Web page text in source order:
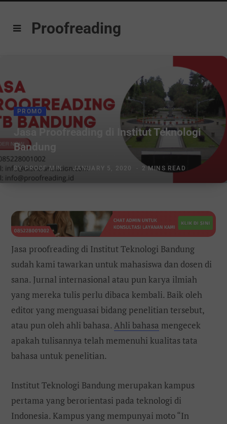
Proofreading
PROMO
Jasa Proofreading di Institut Teknologi
Bandung
BYPROOF.MIN JANUARY 5, 2020 2 MINS READ
Jasa proofreading di Institut Teknologi Bandung
sudah kami tawarkan untuk mahasiswa dan dosen di
sana. Jurnal internasional atau pun karya ilmiah
yang mereka tulis perlu dibaca kembali. Baik oleh
editor yang menguasai bidang penelitian tersebut,
atau pun oleh ahli bahasa. Ahli bahasa mengecek
apakah tulisannya telah memenuhi kualitas tata
bahasa untuk penelitian.
Institut Teknologi Bandung merupakan kampus
pertama yang berorientasi pada teknologi di
Indonesia. Kampus yang mempunyai moto “In